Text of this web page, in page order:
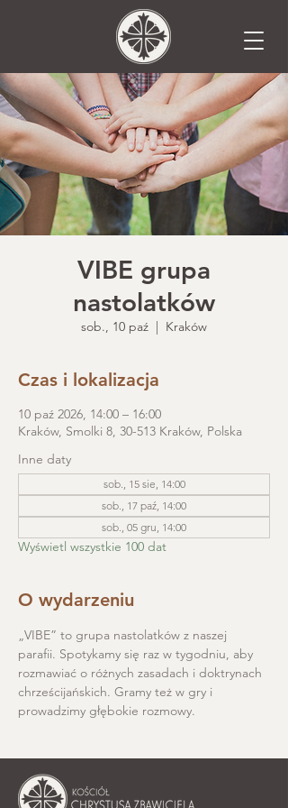
VIBE grupa
nastolatków
sob., 10 paź
  |
Kraków
Czas i lokalizacja
10 paź 2026, 14:00 – 16:00
Kraków, Smolki 8, 30-513 Kraków, Polska
Inne daty
sob., 15 sie, 14:00
sob., 17 paź, 14:00
sob., 05 gru, 14:00
Wyświetl wszystkie 100 dat
O wydarzeniu
„VIBE” to grupa nastolatków z naszej
parafii. Spotykamy się raz w tygodniu, aby
rozmawiać o różnych zasadach i doktrynach
chrześcijańskich. Gramy też w gry i
prowadzimy głębokie rozmowy.